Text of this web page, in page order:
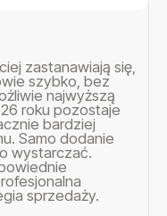
zastanawiają się,
szybko, bez
najwyższą
roku pozostaje
bardziej
Samo dodanie
wystarczać.
sprzedaży.